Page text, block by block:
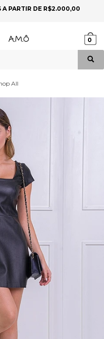
A PARTIR DE R$2.000,00
0
All